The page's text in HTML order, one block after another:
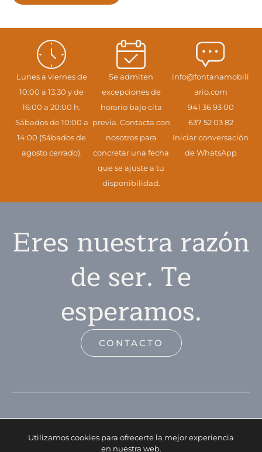
Lunes a viernes de
10:00 a 13:30 y de
16:00 a 20:00 h.
Sábados de 10:00 a
14:00 (Sábados de
agosto cerrado).
Se admiten
excepciones de
horario bajo cita
previa. Contacta con
nosotros para
concretar una fecha
que se ajuste a tu
disponibilidad.
info@fontanamobili
ario.com
941 36 93 00
637 52 03 82
Iniciar conversación
de WhatsApp
Eres nuestra razón
de ser. Te
esperamos.
CONTACTO
Utilizamos cookies para ofrecerte la mejor experiencia
en nuestra web.